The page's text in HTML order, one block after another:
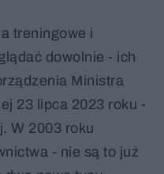
treningowe i
dowolnie - ich
Ministra
23 lipca 2023 roku -
W 2003 roku
- nie są to już